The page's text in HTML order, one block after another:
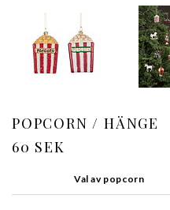
POPCORN / HÄNGE
60 SEK
Val av popcorn